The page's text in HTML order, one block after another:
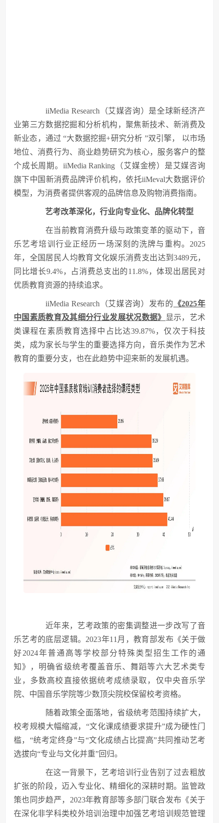
iiMedia Research（艾媒咨询）是全球新经济产
业第三方数据挖掘和分析机构，聚焦新技术、新消费及
新业态，通过 “大数据挖掘+研究分析 ”双引擎， 以市场
地位、消费行为、商业趋势研究为核心，服务客户的整
个成长周期。iiMedia Ranking（艾媒金榜）是艾媒咨询
旗下中国新消费品牌评价机构，依托iiMeval大数据评价
模型，为消费者提供客观的品牌信息及购物消费指南。
艺考改革深化，行业向专业化、品牌化转型
在当前教育消费升级与政策变革的驱动下，音
乐艺考培训行业正经历一场深刻的洗牌与重构。2025
年，全国居民人均教育文化娱乐消费支出达到3489元，
同比增长9.4%，占消费总支出的11.8%，体现出居民对
优质教育资源的持续追求。
iiMedia Research（艾媒咨询）发布的 《2025年
中国素质教育及其细分行业发展状况数据》
显示，艺术
类课程在素质教育选择中占比达39.87%，仅次于科技
类，成为家长与学生的重要选择方向，音乐类作为艺术
教育的重要分支，也在此趋势中迎来新的发展机遇。
近年来，艺考政策的密集调整进一步改写了音
乐艺考的底层逻辑。2023年11月，教育部发布《关于做
好2024年普通高等学校部分特殊类型招生工作的通
知》，明确省级统考覆盖音乐、舞蹈等六大艺术类专
业，多数高校直接依据统考成绩录取，仅中央音乐学
院、中国音乐学院等少数顶尖院校保留校考资格。
随着政策全面落地，省级统考范围持续扩大，
校考规模大幅缩减，“文化课成绩要求提升”成为硬性门
槛，“统考定终身”与“文化成绩占比提高”共同推动艺考
选拔向“专业与文化并重”回归。
在这一背景下，艺考培训行业告别了过去粗放
扩张的阶段，迈入专业化、精细化的深耕时期。监管政
策也同步趋严，2023年教育部等多部门联合发布《关于
在深化非学科类校外培训治理中加强艺考培训规范管理